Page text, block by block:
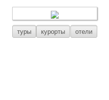
туры курорты отели